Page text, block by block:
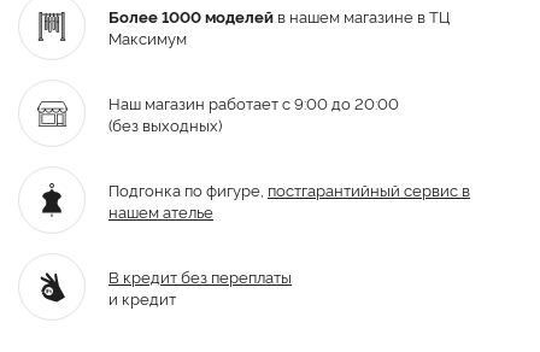
Более 1000 моделей в нашем магазине в ТЦ
Максимум
Наш магазин работает с 9:00 до 20:00
(без выходных)
Подгонка по фигуре, постгарантийный сервис в
нашем ателье
В кредит без переплаты
и кредит